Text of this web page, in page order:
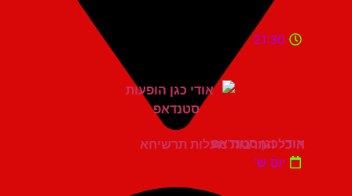
היכל התרבות מעלות תרשיחא
21:30
אודי כגן סטנדאפ
יום ש'